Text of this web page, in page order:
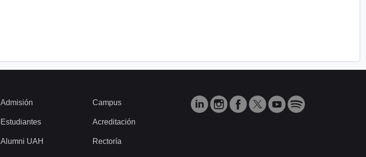
Admisión
Estudiantes
Alumni UAH
Campus
Acreditación
Rectoría